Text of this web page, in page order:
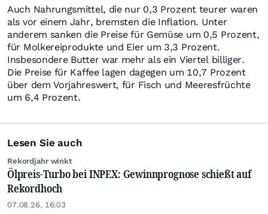
Auch Nahrungsmittel, die nur 0,3 Prozent teurer waren
als vor einem Jahr, bremsten die Inflation. Unter
anderem sanken die Preise für Gemüse um 0,5 Prozent,
für Molkereiprodukte und Eier um 3,3 Prozent.
Insbesondere Butter war mehr als ein Viertel billiger.
Die Preise für Kaffee lagen dagegen um 10,7 Prozent
über dem Vorjahreswert, für Fisch und Meeresfrüchte
um 6,4 Prozent.
Lesen Sie auch
Rekordjahr winkt
Ölpreis-Turbo bei INPEX: Gewinnprognose schießt auf
Rekordhoch
07.08.26, 16:03